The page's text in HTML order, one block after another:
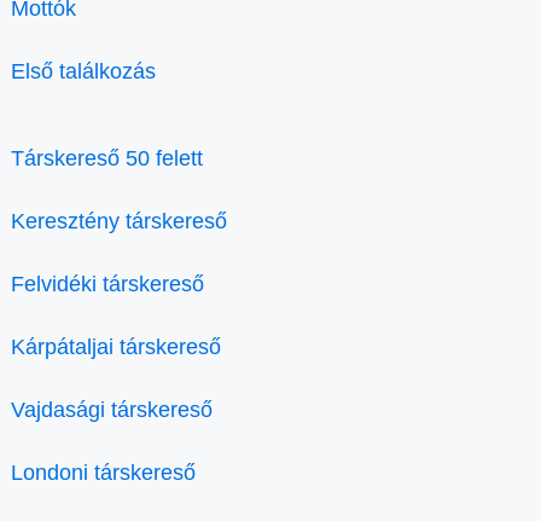
Mottók
Első találkozás
Társkereső 50 felett
Keresztény társkereső
Felvidéki társkereső
Kárpátaljai társkereső
Vajdasági társkereső
Londoni társkereső